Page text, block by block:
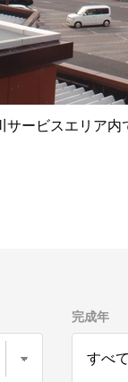
サービスエリア内
完成年